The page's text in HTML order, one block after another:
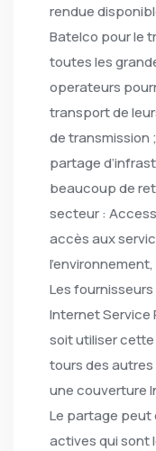
rendue
Batelco pour le
toutes les
operateurs
transport de
de transmission
partage
beaucoup de
secteur :
accès aux
Les fournisseurs
Internet Service
soit utiliser
tours des
une couverture
Le partage
actives qui sont